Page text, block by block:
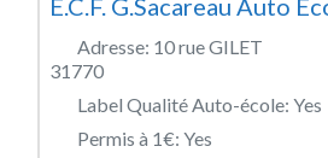
Adresse: 10 rue GILET
31770
Label Qualité Auto-école: Yes
Permis à 1€: Yes